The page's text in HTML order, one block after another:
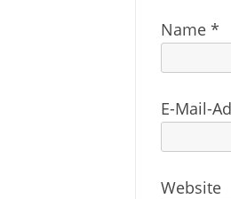
Name *
E-Mail-
Website